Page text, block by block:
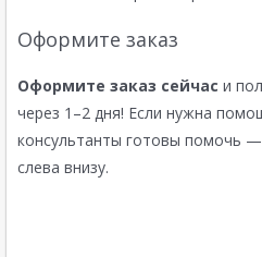
Оформите заказ
Оформите заказ сейчас и
через 1–2 дня! Если нужна
консультанты готовы помочь —
слева внизу.